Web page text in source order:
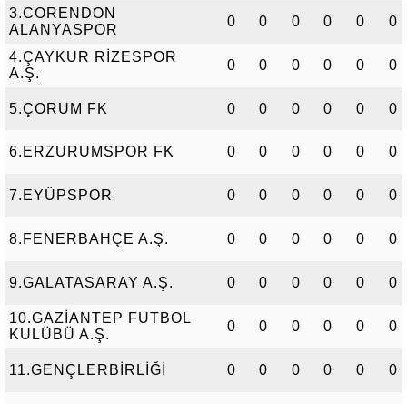
3.CORENDON
ALANYASPOR
0 0 0 0 0 0
4.ÇAYKUR RİZESPOR
A.Ş.
0 0 0 0 0 0
5.ÇORUM FK 0 0 0 0 0 0
6.ERZURUMSPOR FK 0 0 0 0 0 0
7.EYÜPSPOR 0 0 0 0 0 0
8.FENERBAHÇE A.Ş. 0 0 0 0 0 0
9.GALATASARAY A.Ş. 0 0 0 0 0 0
10.GAZİANTEP FUTBOL
KULÜBÜ A.Ş.
0 0 0 0 0 0
11.GENÇLERBİRLİĞİ 0 0 0 0 0 0